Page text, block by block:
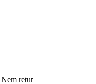
Nem retur